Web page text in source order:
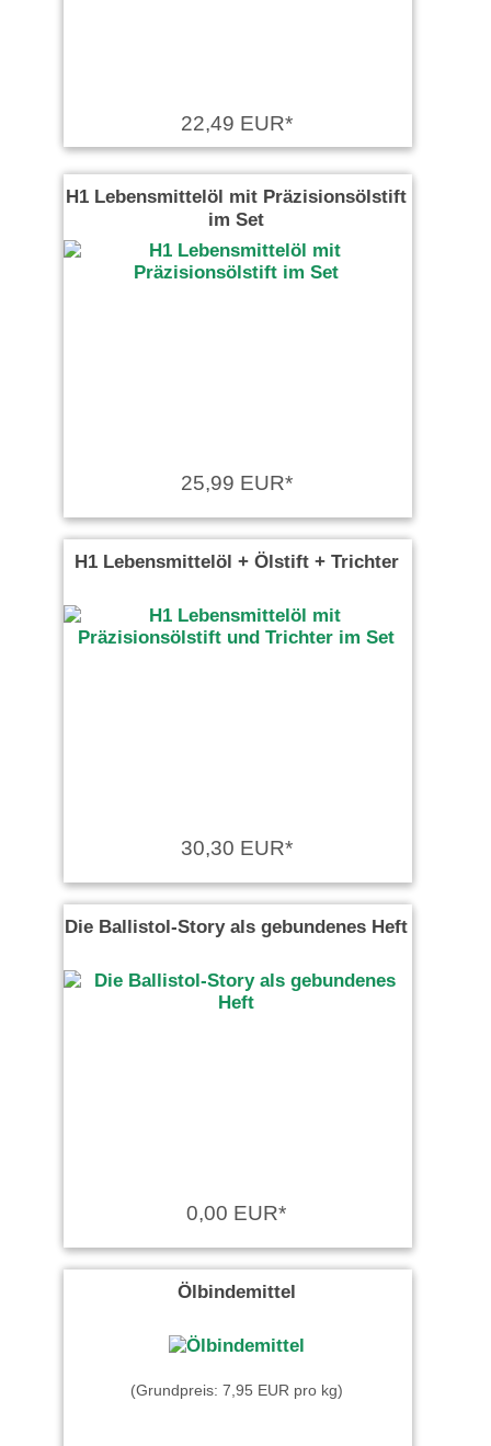
22,49 EUR*
H1 Lebensmittelöl mit Präzisionsölstift
im Set
25,99 EUR*
H1 Lebensmittelöl + Ölstift + Trichter
30,30 EUR*
Die Ballistol-Story als gebundenes Heft
0,00 EUR*
Ölbindemittel
(Grundpreis: 7,95 EUR pro kg)